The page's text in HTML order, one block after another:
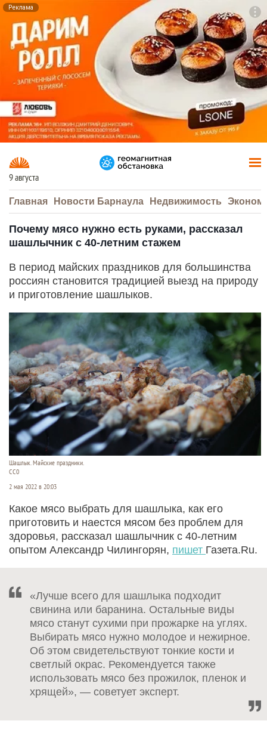
Реклама
9 августа
Главная Новости Барнаула Недвижимость
Почему мясо нужно есть руками, рассказал
шашлычник с 40-летним стажем
В период майских праздников для большинства
россиян становится традицией выезд на природу
и приготовление шашлыков.
Шашлык. Майские праздники.
CC0
2 мая 2022 в 20:03
Какое мясо выбрать для шашлыка, как его
приготовить и наестся мясом без проблем для
здоровья, рассказал шашлычник с 40-летним
опытом Александр Чилингорян, пишет Газета.Ru.
«Лучше всего для шашлыка подходит
свинина или баранина. Остальные виды
мясо станут сухими при прожарке на углях.
Выбирать мясо нужно молодое и нежирное.
Об этом свидетельствуют тонкие кости и
светлый окрас. Рекомендуется также
использовать мясо без прожилок, пленок и
хрящей», — советует эксперт.